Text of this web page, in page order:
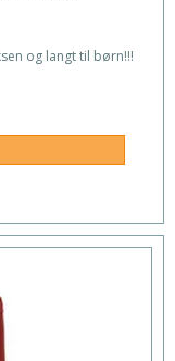
og langt til børn!!!